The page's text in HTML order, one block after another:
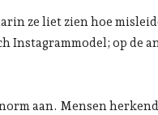
ze liet zien hoe
Instagrammodel; op de
aan. Mensen